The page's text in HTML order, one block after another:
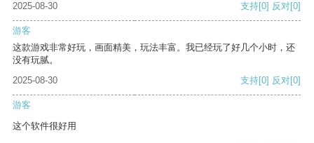
2025-08-30
支持[0] 反对[0]
游客
这款游戏非常好玩，画面精美，玩法丰富。我已经玩了好几个小时，还
没有玩腻。
2025-08-30
支持[0] 反对[0]
游客
这个软件很好用